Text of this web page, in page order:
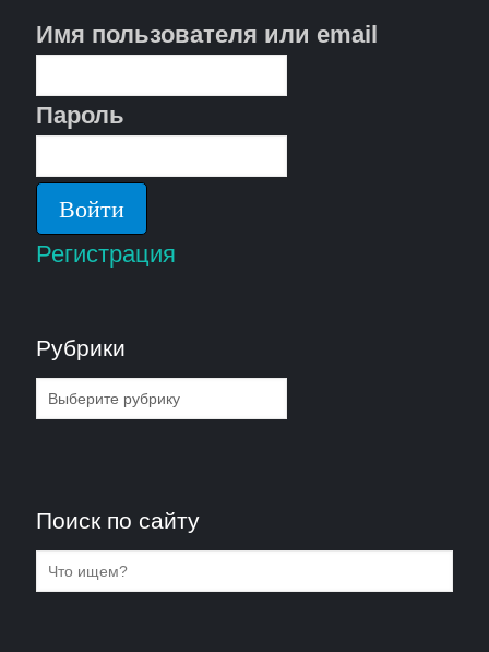
Имя пользователя или email
Пароль
Регистрация
Рубрики
Рубрики
Поиск по сайту